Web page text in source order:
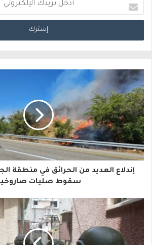
د
خ
ب
ر
ي
د
ك
ا
إ
ل
ك
إندلاع العديد من الحرائق في منطقة
سقوط صليات